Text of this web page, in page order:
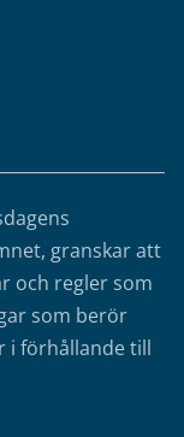
granskar att
och regler som
som berör
i förhållande till